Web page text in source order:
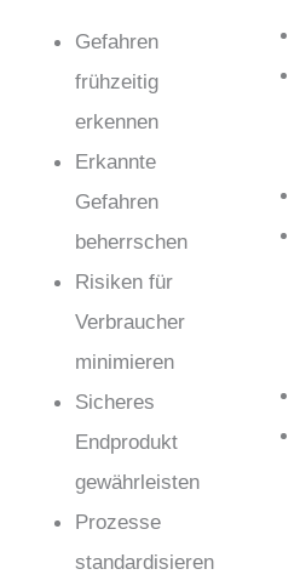
Gefahren
frühzeitig
erkennen
Erkannte
Gefahren
beherrschen
Risiken für
Verbraucher
minimieren
Sicheres
Endprodukt
gewährleisten
Prozesse
standardisieren